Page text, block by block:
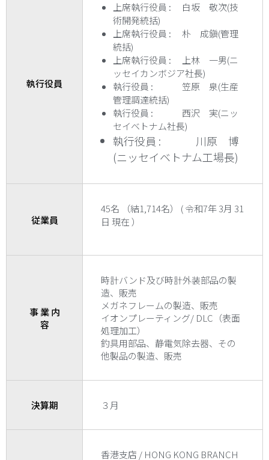
執行役員
上席執行役員 : 白坂 敬次(技
術開発統括)
上席執行役員 : 朴 成鎭(管理
統括)
上席執行役員 : 上林 一男(ニ
ッセイカンボジア社長)
執行役員 : 笠原 泉(生産
管理調達統括)
執行役員 : 西沢 実(ニッ
セイベトナム社長)
執行役員 : 川原 博
(ニッセイベトナム工場長)
従業員
45名 （結1,714名） ( 令和7年 3月 31
日 現在 ）
事 業 内
容
時計バンド及び時計外装部品の製
造、販売
メガネフレームの製造、販売
イオンプレーティング/ DLC（表面
処理加工）
釣具用部品、静電気除去器、その
他製品の製造、販売
決算期 ３月
香港支店 / HONG KONG BRANCH